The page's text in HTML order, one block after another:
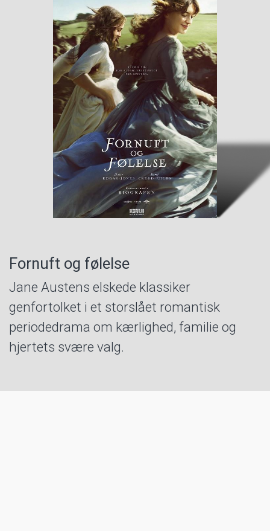
Fornuft og følelse
Jane Austens elskede klassiker
genfortolket i et storslået romantisk
periodedrama om kærlighed, familie og
hjertets svære valg.